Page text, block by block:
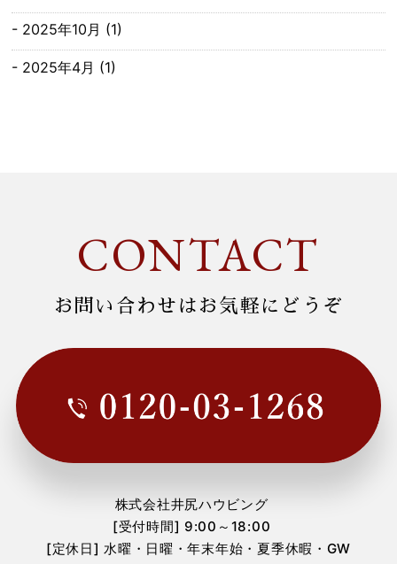
2025年10月 (1)
2025年4月 (1)
2024年11月 (3)
2024年7月
2024年6月 (1)
2024年4月
2023年12月 (1)
CONTACT
お問い合わせはお気軽にどうぞ
株式会社井尻ハウビング
[受付時間] 9:00～18:00
[定休日] 水曜・日曜・年末年始・夏季休暇・GW